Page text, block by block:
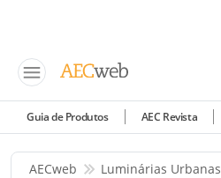
Guia de Produtos AEC Revista
AECweb Luminárias Urbanas